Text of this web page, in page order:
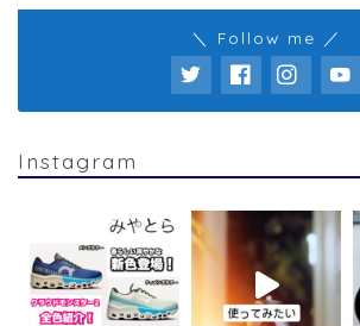
＼ Follow me ／
Instagram